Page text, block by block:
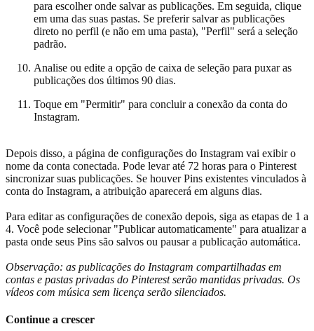
para escolher onde salvar as publicações. Em seguida, clique
em uma das suas pastas. Se preferir salvar as publicações
direto no perfil (e não em uma pasta), "Perfil" será a seleção
padrão.
Analise ou edite a opção de caixa de seleção para puxar as
publicações dos últimos 90 dias.
Toque em "Permitir" para concluir a conexão da conta do
Instagram.
Depois disso, a página de configurações do Instagram vai exibir o
nome da conta conectada. Pode levar até 72 horas para o Pinterest
sincronizar suas publicações. Se houver Pins existentes vinculados à
conta do Instagram, a atribuição aparecerá em alguns dias.
Para editar as configurações de conexão depois, siga as etapas de 1 a
4. Você pode selecionar "Publicar automaticamente" para atualizar a
pasta onde seus Pins são salvos ou pausar a publicação automática.
Observação: as publicações do Instagram compartilhadas em
contas e pastas privadas do Pinterest serão mantidas privadas. Os
vídeos com música sem licença serão silenciados.
Continue a crescer